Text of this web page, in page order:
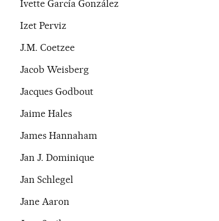
Ivette García González
Izet Perviz
J.M. Coetzee
Jacob Weisberg
Jacques Godbout
Jaime Hales
James Hannaham
Jan J. Dominique
Jan Schlegel
Jane Aaron